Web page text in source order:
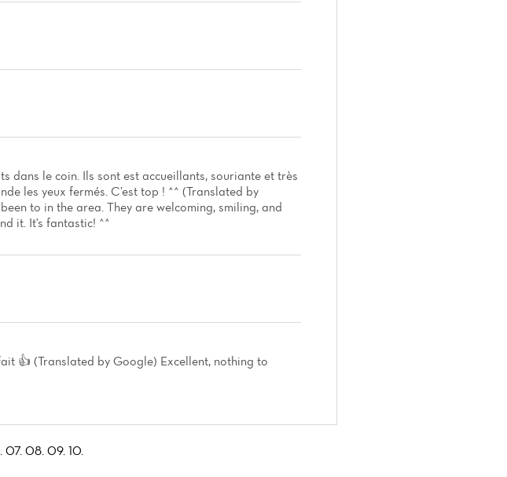
dans le coin. Ils sont est accueillants, souriante et très
les yeux fermés. C’est top ! ^^ (Translated by
to in the area. They are welcoming, smiling, and
it. It's fantastic! ^^
👍 (Translated by Google) Excellent, nothing to
07. 08. 09. 10.